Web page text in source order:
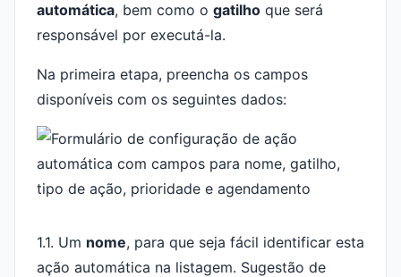
automática, bem como o gatilho que será
responsável por executá-la.
Na primeira etapa, preencha os campos
disponíveis com os seguintes dados:
1.1. Um nome, para que seja fácil identificar esta
ação automática na listagem. Sugestão de